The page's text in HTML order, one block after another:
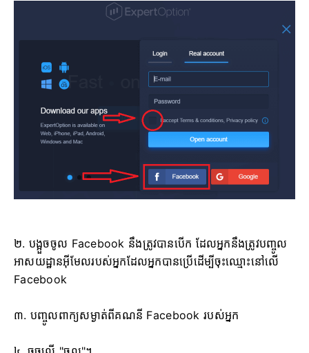
២. បង្អួចចូល Facebook នឹងត្រូវបានបើក ដែលអ្នកនឹងត្រូវបញ្ចូល
អាសយដ្ឋានអ៊ីមែលរបស់អ្នកដែលអ្នកបានប្រើដើម្បីចុះឈ្មោះនៅលើ
Facebook
៣. បញ្ចូលពាក្យសម្ងាត់ពីគណនី Facebook របស់អ្នក